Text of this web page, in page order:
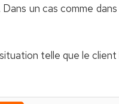
un cas comme
telle que le client